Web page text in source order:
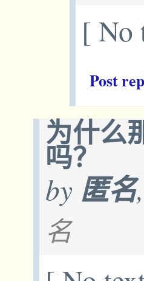
[ No
Post
为什么
吗？
by 匿名
名